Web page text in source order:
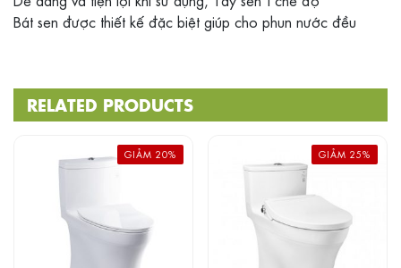
Bát sen được thiết kế đặc biệt giúp cho phun nước đều
RELATED PRODUCTS
GIẢM 20% GIẢM 25%